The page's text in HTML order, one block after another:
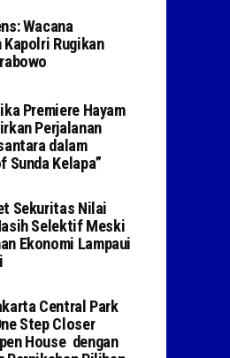
Wacana
Kapolri Rugikan
Premiere Hayam
Perjalanan
dalam
Sunda Kelapa”
Sekuritas Nilai
Selektif Meski
Ekonomi Lampaui
Central Park
Step Closer
House dengan